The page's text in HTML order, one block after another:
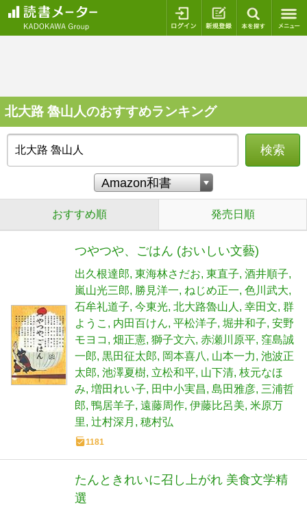
ログイン 新規登録
北大路 魯山人のおすすめランキング
検索
おすすめ順 発売日順
つやつや、ごはん (おいしい文藝)
出久根達郎 東海林さだお 東直子 酒井順子
嵐山光三郎 勝見洋一 ねじめ正一 色川武大
石牟礼道子 今東光 北大路魯山人 幸田文 群
ようこ
内田百けん 平松洋子 堀井和子 安野
モヨコ
畑正憲 獅子文六 赤瀬川原平 窪島誠
一郎 黒田征太郎 岡本喜八 山本一力 池波正
太郎 池澤夏樹 立松和平 山下清 枝元なほ
み 増田れい子 田中小実昌 島田雅彦 三浦哲
郎 鴨居羊子 遠藤周作 伊藤比呂美 米原万
里 辻村深月 穂村弘
1181
たんときれいに召し上がれ 美食文学精
選